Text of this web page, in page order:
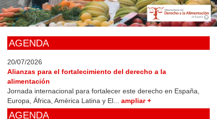
Skip
to
main
AGENDA
20/07/2026
Alianzas para el fortalecimiento del derecho a la
alimentación
Jornada internacional para fortalecer este derecho en España,
Europa, África, América Latina y El... ampliar +
AGENDA